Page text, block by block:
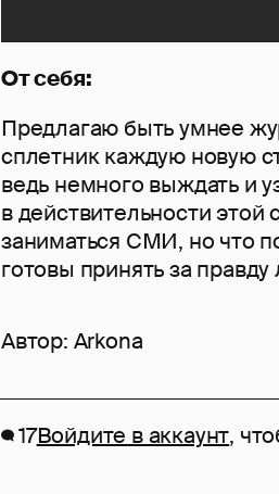
От себя:
Предлагаю быть умнее
сплетник каждую новую
ведь немного выждать и
в действительности
заниматься СМИ, но что
готовы принять за
Автор: Arkona
17Войдите в аккаунт,